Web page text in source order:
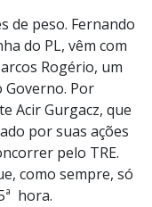
de peso. Fernando
do PL, vêm com
Rogério, um
Governo. Por
Acir Gurgacz, que
por suas ações
pelo TRE.
como sempre, só
hora.